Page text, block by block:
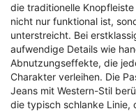
die traditionelle
nicht nur funktional ist,
unterstreicht. Bei
aufwendige Details wie
Abnutzungseffekte, die
Charakter verleihen. Die
Jeans mit Western-Stil
die typisch schlanke Linie,